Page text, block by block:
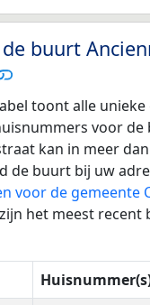
buurt
toont alle
voor de
kan in meer
de buurt bij uw
voor de gemeente
het meest recent